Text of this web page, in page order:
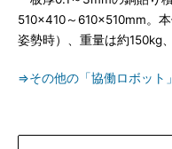
510×410～610×510mm。
姿勢時）、重量は約150kg
⇒その他の「協働ロボット